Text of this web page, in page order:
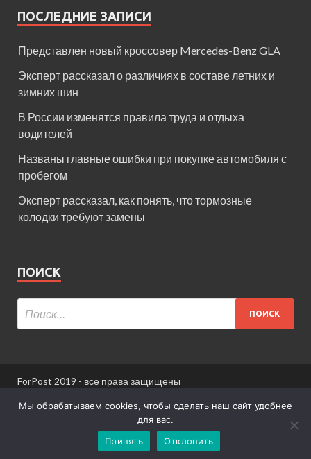
ПОСЛЕДНИЕ ЗАПИСИ
Представлен новый кроссовер Mercedes-Benz GLA
Эксперт рассказал о различиях в составе летних и
зимних шин
В России изменятся правила труда и отдыха
водителей
Названы главные ошибки при покупке автомобиля с
пробегом
Эксперт рассказал, как понять, что тормозные
колодки требуют замены
ПОИСК
ForPost 2019 - все права защищены
При использовании материалов сайта ссылка
Информация для пользователей сайта
Мы обрабатываем cookies, чтобы сделать наш сайт удобнее
для вас.
Принять
Отклонить